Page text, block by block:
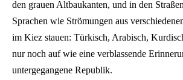
den grauen Altbaukanten, und in den
Sprachen wie Strömungen aus
im Kiez stauen: Türkisch, Arabisch,
nur noch auf wie eine verblassende
untergegangene Republik.